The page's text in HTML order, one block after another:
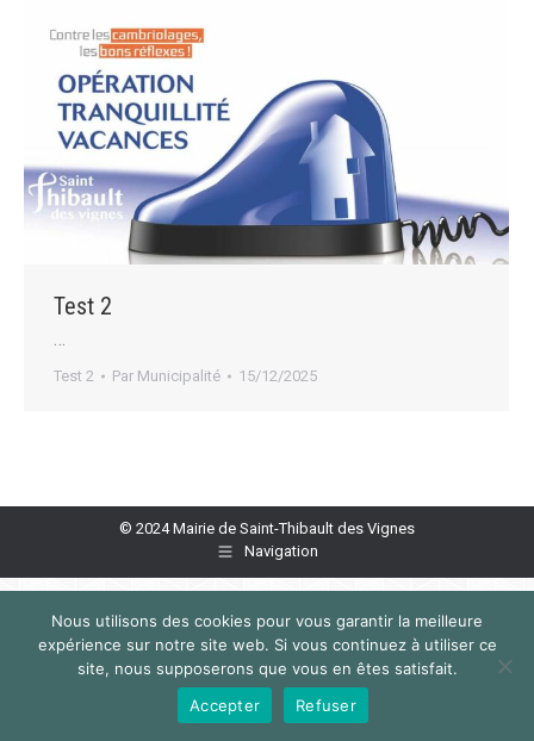
Test 2
…
Test 2 Par Municipalité 15/12/2025
© 2024 Mairie de Saint-Thibault des Vignes
Navigation
Nous utilisons des cookies pour vous garantir la meilleure
expérience sur notre site web. Si vous continuez à utiliser ce
site, nous supposerons que vous en êtes satisfait.
Accepter
Refuser